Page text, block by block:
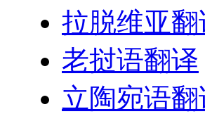
拉脱维亚翻
老挝语翻译
立陶宛语翻